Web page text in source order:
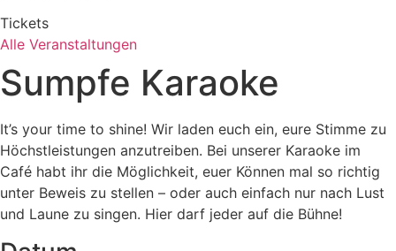
Tickets
Alle Veranstaltungen
Sumpfe Karaoke
It’s your time to shine! Wir laden euch ein, eure Stimme zu
Höchstleistungen anzutreiben. Bei unserer Karaoke im
Café habt ihr die Möglichkeit, euer Können mal so richtig
unter Beweis zu stellen – oder auch einfach nur nach Lust
und Laune zu singen. Hier darf jeder auf die Bühne!